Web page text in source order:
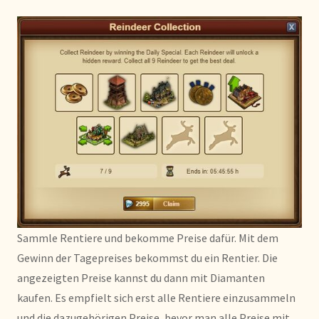
Sammle Rentiere und bekomme Preise dafür. Mit dem
Gewinn der Tagepreises bekommst du ein Rentier. Die
angezeigten Preise kannst du dann mit Diamanten
kaufen. Es empfielt sich erst alle Rentiere einzusammeln